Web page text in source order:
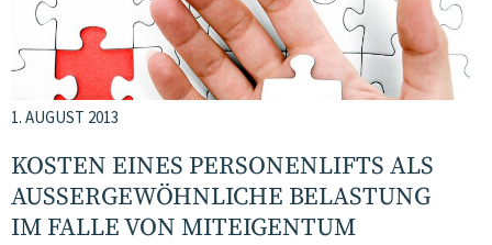
1. AUGUST 2013
KOSTEN EINES PERSONENLIFTS ALS
AUSSERGEWÖHNLICHE BELASTUNG I
M FALLE VON MITEIGENTUM